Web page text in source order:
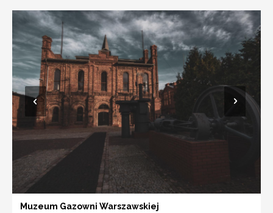
Muzeum Gazowni Warszawskiej